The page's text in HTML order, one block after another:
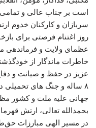
است بر جناب عالی و
سربازان و کارکنان خدوم
روز اغتنام فرصتی برای
عظمای ولایت و فرماندهی
خاطرات ماندگار از
عزیز در حفظ و صیانت و
۸ ساله و جنگ های
جهانی علیه ملت و کشور
در مسیر الهی مبارزات